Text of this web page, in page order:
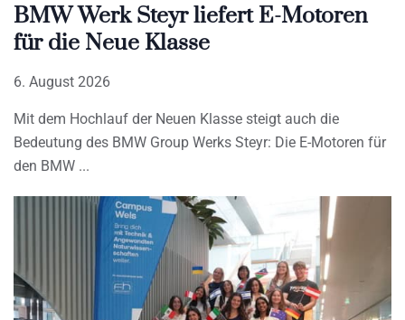
BMW Werk Steyr liefert E-Motoren
für die Neue Klasse
6. August 2026
Mit dem Hochlauf der Neuen Klasse steigt auch die
Bedeutung des BMW Group Werks Steyr: Die E-Motoren für
den BMW